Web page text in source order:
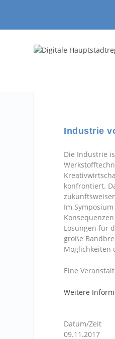
Industrie
Die Industrie
konfrontiert.
Im
Lösungen für
große
Möglichkeiten
Eine
Weitere
Datum/Zeit
09.11.2017